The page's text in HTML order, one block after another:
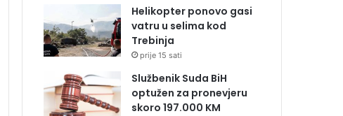
Helikopter ponovo gasi
vatru u selima kod
Trebinja
prije 15 sati
Službenik Suda BiH
optužen za pronevjeru
skoro 197.000 KM